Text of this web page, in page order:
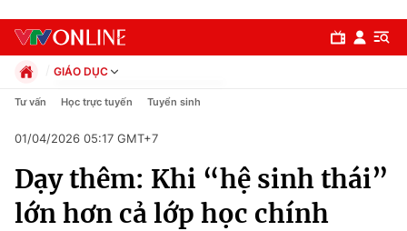
Chuyên mục
Chính trị
GIÁO DỤC
Chính trị
Pháp luật
Kinh tế
Thể thao
Truyền hình
Tư vấn Học trực tuyến Tuyển sinh
01/04/2026 05:17 GMT+7
Dạy thêm: Khi “hệ sinh thái”
lớn hơn cả lớp học chính